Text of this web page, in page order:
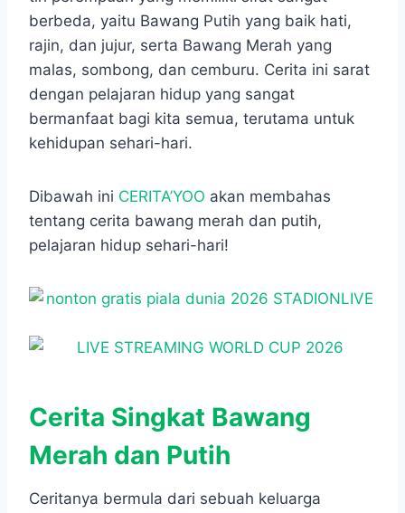
berbeda, yaitu Bawang Putih yang baik hati,
rajin, dan jujur, serta Bawang Merah yang
malas, sombong, dan cemburu. Cerita ini sarat
dengan pelajaran hidup yang sangat
bermanfaat bagi kita semua, terutama untuk
kehidupan sehari-hari.
Dibawah ini CERITA’YOO akan membahas
tentang cerita bawang merah dan putih,
pelajaran hidup sehari-hari!
Cerita Singkat Bawang
Merah dan Putih
Ceritanya bermula dari sebuah keluarga